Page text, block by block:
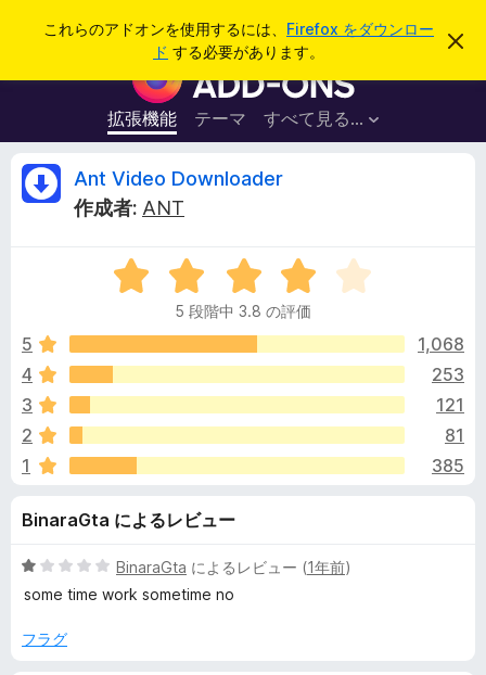
これらのアドオンを使用するには、 Firefox をダウンロー
ド する必要があります。
こ
を
F
i
r
e
ラ
ウ
ザ
ー
ド
オ
ン
拡張機能 テーマ すべて見る...
ログイン
A
V
i
d
e
o
D
Ant Video Downloader
作成者: ANT
5
段
中
.
の
価
5 段階中 3.8 の評価
5
1,068
4
253
3
121
2
81
1
385
BinaraGta によるレビュー
5
段
中
BinaraGta によるレビュー (1年前)
some time work sometime no
フラグ